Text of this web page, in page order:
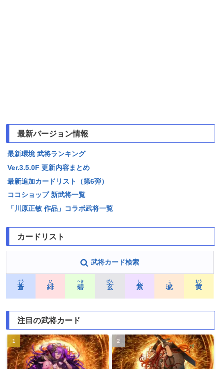
最新バージョン情報
最新環境 武将ランキング
Ver.3.5.0F 更新内容まとめ
最新追加カードリスト（第6弾）
ココショップ 新武将一覧
「川原正敏 作品」コラボ武将一覧
カードリスト
武将カード検索
蒼
そう
緋
ひ
碧
へき
玄
げん
紫
し
琥
こ
黄
おう
注目の武将カード